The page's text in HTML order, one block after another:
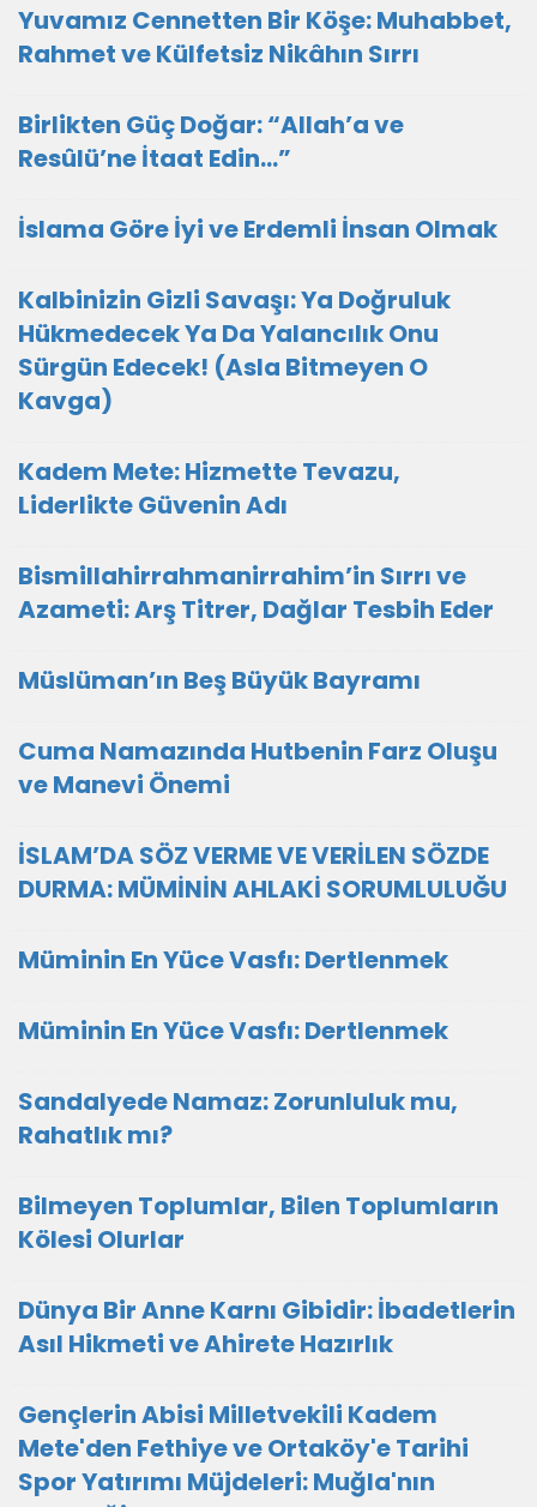
Yuvamız Cennetten Bir Köşe: Muhabbet,
Rahmet ve Külfetsiz Nikâhın Sırrı
Birlikten Güç Doğar: “Allah’a ve
Resûlü’ne İtaat Edin…”
İslama Göre İyi ve Erdemli İnsan Olmak
Kalbinizin Gizli Savaşı: Ya Doğruluk
Hükmedecek Ya Da Yalancılık Onu
Sürgün Edecek! (Asla Bitmeyen O
Kavga)
Kadem Mete: Hizmette Tevazu,
Liderlikte Güvenin Adı
Bismillahirrahmanirrahim’in Sırrı ve
Azameti: Arş Titrer, Dağlar Tesbih Eder
Müslüman’ın Beş Büyük Bayramı
Cuma Namazında Hutbenin Farz Oluşu
ve Manevi Önemi
İSLAM’DA SÖZ VERME VE VERİLEN SÖZDE
DURMA: MÜMİNİN AHLAKİ SORUMLULUĞU
Müminin En Yüce Vasfı: Dertlenmek
Müminin En Yüce Vasfı: Dertlenmek
Sandalyede Namaz: Zorunluluk mu,
Rahatlık mı?
Bilmeyen Toplumlar, Bilen Toplumların
Kölesi Olurlar
Dünya Bir Anne Karnı Gibidir: İbadetlerin
Asıl Hikmeti ve Ahirete Hazırlık
Gençlerin Abisi Milletvekili Kadem
Mete'den Fethiye ve Ortaköy'e Tarihi
Spor Yatırımı Müjdeleri: Muğla'nın